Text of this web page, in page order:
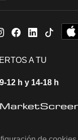
A TU
12 h y 14-18 h